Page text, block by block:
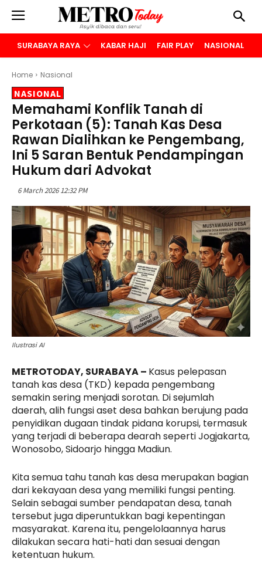
SURABAYA RAYA KABAR HAJI FAIR PLAY NASIONAL
Home Nasional
NASIONAL
Memahami Konflik Tanah di
Perkotaan (5): Tanah Kas Desa
Rawan Dialihkan ke Pengembang,
Ini 5 Saran Bentuk Pendampingan
Hukum dari Advokat
6 March 2026 12:32 PM
Ilustrasi AI
METROTODAY, SURABAYA – Kasus pelepasan
tanah kas desa (TKD) kepada pengembang
semakin sering menjadi sorotan. Di sejumlah
daerah, alih fungsi aset desa bahkan berujung pada
penyidikan dugaan tindak pidana korupsi, termasuk
yang terjadi di beberapa dearah seperti Jogjakarta,
Wonosobo, Sidoarjo hingga Madiun.
Kita semua tahu tanah kas desa merupakan bagian
dari kekayaan desa yang memiliki fungsi penting.
Selain sebagai sumber pendapatan desa, tanah
tersebut juga diperuntukkan bagi kepentingan
masyarakat. Karena itu, pengelolaannya harus
dilakukan secara hati-hati dan sesuai dengan
ketentuan hukum.